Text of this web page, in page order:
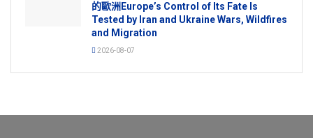
的歐洲Europe’s Control of Its Fate Is
Tested by Iran and Ukraine Wars, Wildfires
and Migration
2026-08-07